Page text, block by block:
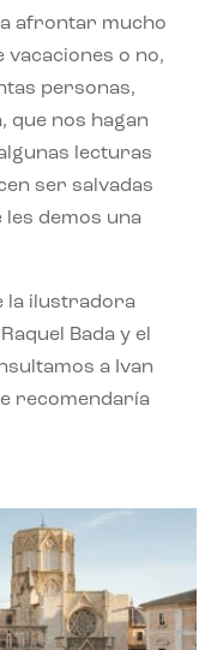
afrontar mucho
vacaciones o no,
personas,
que nos hagan
lecturas
ser salvadas
demos una
la ilustradora
Bada y el
a Ivan
recomendaría